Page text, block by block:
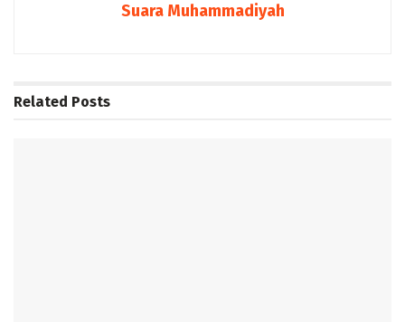
Suara Muhammadiyah
Related Posts